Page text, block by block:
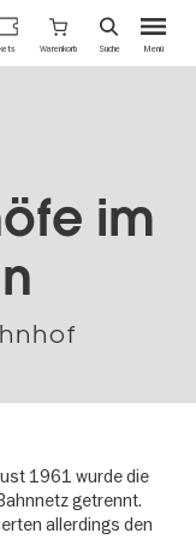
Menü
Warenkorb Suche
im
1961 wurde die
getrennt.
allerdings den